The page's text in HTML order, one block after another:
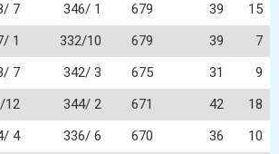
7 346/ 1 679 39
15
1 332/10 679 39
7
7 342/ 3 675 31
9
12 344/ 2 671 42
18
4 336/ 6 670 36
10